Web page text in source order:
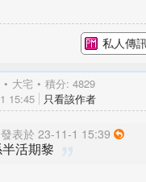
私人傳
大宅 積分: 4829
15:45 只看該作者
表於 23-11-1 15:39
活期黎